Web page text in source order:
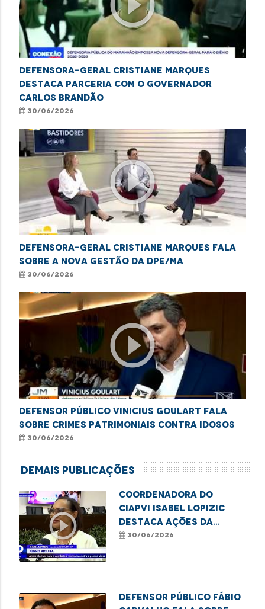
Defensora-geral Cristiane Marques
destaca parceria com o governador
Carlos Brandão
30/06/2026
play_circle_outline
Defensora-geral Cristiane Marques fala
sobre a nova gestão da DPE/MA
30/06/2026
play_circle_outline
Defensor público Vinicius Goulart fala
sobre crimes patrimoniais contra idosos
30/06/2026
Demais Publicações
play_circle_outline
Coordenadora do
CIAPVI Isabel Lopizic
destaca ações da
campanha Junho
30/06/2026
Defensor público Fábio